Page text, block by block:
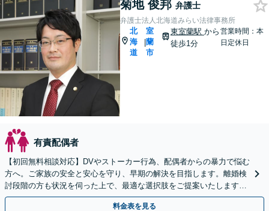
菊地 俊邦 弁護士
弁護士法人北海道みらい法律事務所
北
海
道
|
室
蘭
市
東室蘭駅 から
徒歩1分
営業時間：本
日定休日
有責配偶者
【初回無料相談対応】DVやストーカー行為、配偶者からの暴力で悩む
方へ。ご家族の安全と安心を守り、早期の解決を目指します。離婚検
討段階の方も状況を伺った上で、最適な選択肢をご提案いたします
【完全個室で相談可】【東室蘭駅1分】
料金表を見る